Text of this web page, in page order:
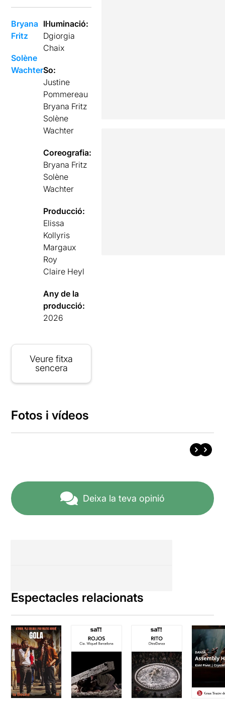
Bryana
Fritz
Solène
Wachter
Il·luminació:
Dgiorgia
Chaix
So:
Justine
Pommereau
Bryana Fritz
Solène
Wachter
Coreografia:
Bryana Fritz
Solène
Wachter
Producció:
Elissa
Kollyris
Margaux
Roy
Claire Heyl
Any de la
producció:
2026
Veure fitxa
sencera
Fotos i vídeos
Deixa la teva opinió
Espectacles relacionats